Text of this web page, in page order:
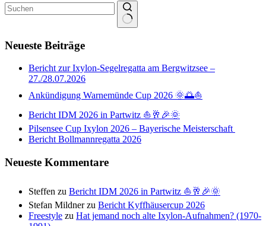
Ergebnisse
Neueste Beiträge
Bericht zur Ixylon-Segelregatta am Bergwitzsee –
27./28.07.2026
Ankündigung Warnemünde Cup 2026 🌞🌅⛵
Bericht IDM 2026 in Partwitz ⛵🥂🎉🌞
Pilsensee Cup Ixylon 2026 – Bayerische Meisterschaft
Bericht Bollmannregatta 2026
Neueste Kommentare
Steffen zu Bericht IDM 2026 in Partwitz ⛵🥂🎉🌞
Stefan Mildnerzu Bericht Kyffhäusercup 2026
Freestyle zu Hat jemand noch alte Ixylon-Aufnahmen? (1970-